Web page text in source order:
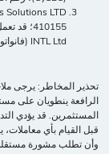
INTL Ltd (فانواتو)، وهي صاحبة الترخيص.
تحذير المخاطر: يرجى
الرافعة ينطويان على
المستثمرين. قد يؤدي
قبل القيام بأي
وأن تطلب مشورة مستقلة